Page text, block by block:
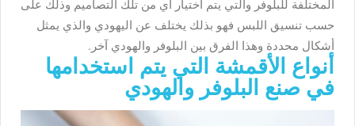
المختلفة للبلوفر والتي يتم اختيار أي من تلك التصاميم وذلك على
حسب تنسيق اللبس فهو بذلك يختلف عن اليهودي والذي يمثل
أشكال محددة وهذا الفرق بين البلوفر والهودي آخر.
أنواع الأقمشة التي يتم استخدامها
في صنع البلوفر والهودي